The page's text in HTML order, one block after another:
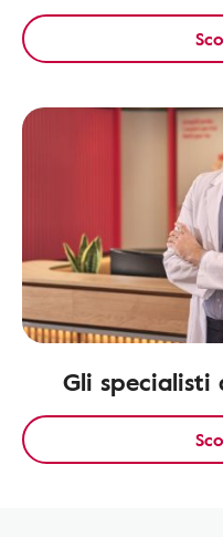
Gli